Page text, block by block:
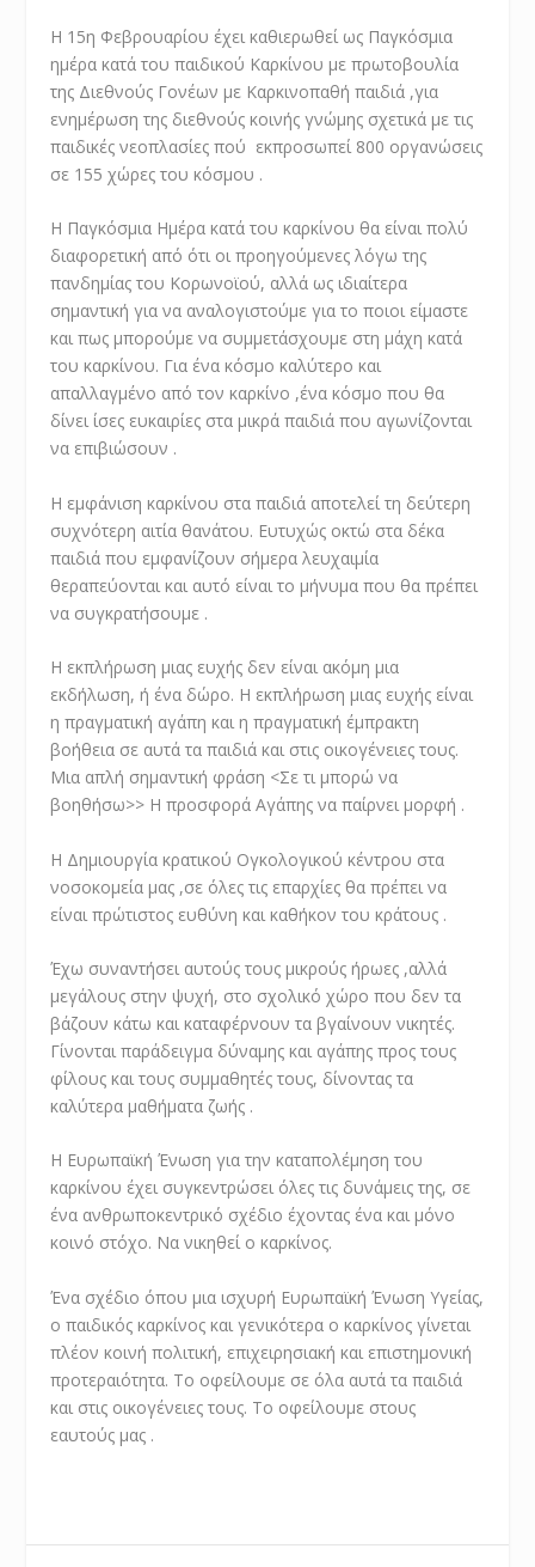
Η 15η Φεβρουαρίου έχει καθιερωθεί ως Παγκόσμια
ημέρα κατά του παιδικού Καρκίνου με πρωτοβουλία
της Διεθνούς Γονέων με Καρκινοπαθή παιδιά ,για
ενημέρωση της διεθνούς κοινής γνώμης σχετικά με τις
παιδικές νεοπλασίες πού εκπροσωπεί 800 οργανώσεις
σε 155 χώρες του κόσμου .
Η Παγκόσμια Ημέρα κατά του καρκίνου θα είναι πολύ
διαφορετική από ότι οι προηγούμενες λόγω της
πανδημίας του Κορωνοϊού, αλλά ως ιδιαίτερα
σημαντική για να αναλογιστούμε για το ποιοι είμαστε
και πως μπορούμε να συμμετάσχουμε στη μάχη κατά
του καρκίνου. Για ένα κόσμο καλύτερο και
απαλλαγμένο από τον καρκίνο ,ένα κόσμο που θα
δίνει ίσες ευκαιρίες στα μικρά παιδιά που αγωνίζονται
να επιβιώσουν .
Η εμφάνιση καρκίνου στα παιδιά αποτελεί τη δεύτερη
συχνότερη αιτία θανάτου. Ευτυχώς οκτώ στα δέκα
παιδιά που εμφανίζουν σήμερα λευχαιμία
θεραπεύονται και αυτό είναι το μήνυμα που θα πρέπει
να συγκρατήσουμε .
Η εκπλήρωση μιας ευχής δεν είναι ακόμη μια
εκδήλωση, ή ένα δώρο. Η εκπλήρωση μιας ευχής είναι
η πραγματική αγάπη και η πραγματική έμπρακτη
βοήθεια σε αυτά τα παιδιά και στις οικογένειες τους.
Μια απλή σημαντική φράση <Σε τι μπορώ να
βοηθήσω>> Η προσφορά Αγάπης να παίρνει μορφή .
Η Δημιουργία κρατικού Ογκολογικού κέντρου στα
νοσοκομεία μας ,σε όλες τις επαρχίες θα πρέπει να
είναι πρώτιστος ευθύνη και καθήκον του κράτους .
Έχω συναντήσει αυτούς τους μικρούς ήρωες ,αλλά
μεγάλους στην ψυχή, στο σχολικό χώρο που δεν τα
βάζουν κάτω και καταφέρνουν τα βγαίνουν νικητές.
Γίνονται παράδειγμα δύναμης και αγάπης προς τους
φίλους και τους συμμαθητές τους, δίνοντας τα
καλύτερα μαθήματα ζωής .
Η Ευρωπαϊκή Ένωση για την καταπολέμηση του
καρκίνου έχει συγκεντρώσει όλες τις δυνάμεις της, σε
ένα ανθρωποκεντρικό σχέδιο έχοντας ένα και μόνο
κοινό στόχο. Να νικηθεί ο καρκίνος.
Ένα σχέδιο όπου μια ισχυρή Ευρωπαϊκή Ένωση Υγείας,
ο παιδικός καρκίνος και γενικότερα ο καρκίνος γίνεται
πλέον κοινή πολιτική, επιχειρησιακή και επιστημονική
προτεραιότητα. Το οφείλουμε σε όλα αυτά τα παιδιά
και στις οικογένειες τους. Το οφείλουμε στους
εαυτούς μας .